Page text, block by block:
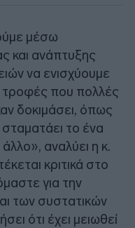
μέσω
και ανάπτυξης
να ενισχύουμε
τροφές που πολλές
δοκιμάσει, όπως
το ένα
αναλύει η κ.
κριτικά στο
για την
των συστατικών
ότι έχει μειωθεί